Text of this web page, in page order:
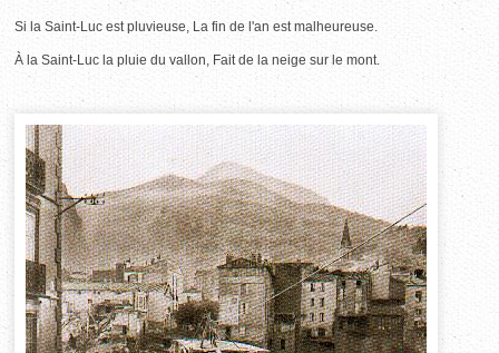
Si la Saint-Luc est pluvieuse, La fin de l'an est malheureuse.
À la Saint-Luc la pluie du vallon, Fait de la neige sur le mont.